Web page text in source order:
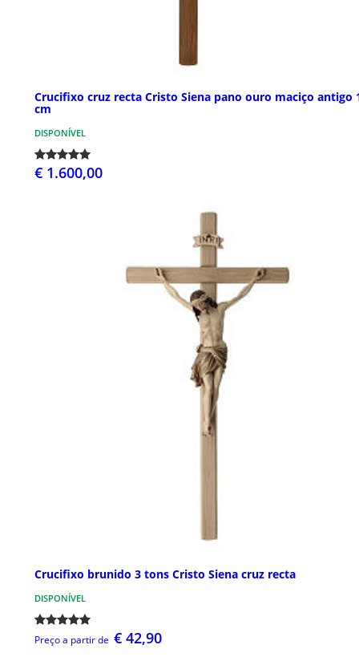
Crucifixo cruz recta Cristo Siena pano ouro maciço antigo
cm
DISPONÍVEL
€ 1.600,00
Crucifixo brunido 3 tons Cristo Siena cruz recta
DISPONÍVEL
Preço a partir de € 42,90